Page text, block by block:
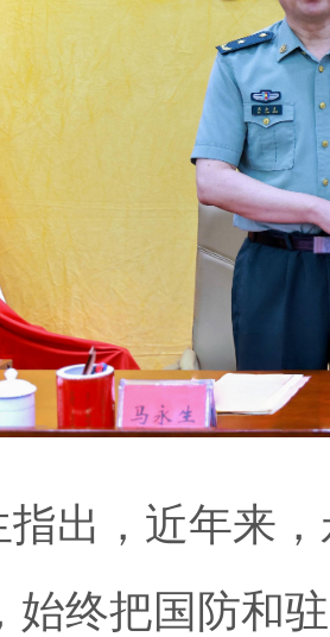
指出，近年来
始终把国防和